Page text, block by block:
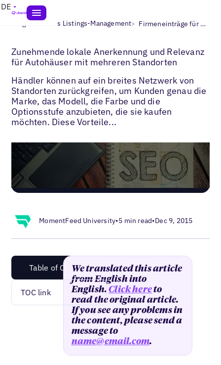
DE
Blogs> Lokales Listings-Management> Firmeneinträge für Autohäuser
Zunehmende lokale Anerkennung und Relevanz
für Autohäuser mit mehreren Standorten
Händler können auf ein breites Netzwerk von
Standorten zurückgreifen, um Kunden genau die
Marke, das Modell, die Farbe und die
Optionsstufe anzubieten, die sie kaufen
möchten. Diese Vorteile...
MomentFeed University•5 min read•Dec 9, 2015
Table of Content
TOC link
We translated this article
from English into
English.Click hereto
read the original article.
If you see any problems in
the content, please send a
message to
name@email.com.